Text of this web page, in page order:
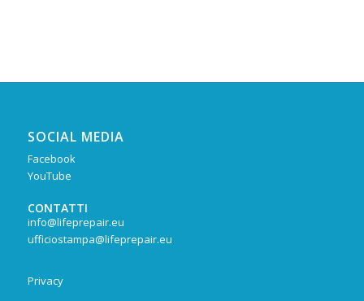
SOCIAL MEDIA
Facebook
YouTube
CONTATTI
info@lifeprepair.eu
ufficiostampa@lifeprepair.eu
Privacy